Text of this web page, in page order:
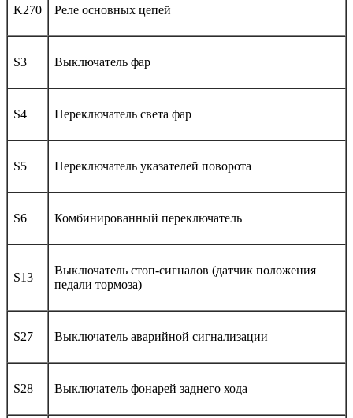
K270 Реле основных цепей
S3 Выключатель фар
S4 Переключатель света фар
S5 Переключатель указателей поворота
S6 Комбинированный переключатель
S13
Выключатель стоп-сигналов (датчик положения
педали тормоза)
S27 Выключатель аварийной сигнализации
S28 Выключатель фонарей заднего хода